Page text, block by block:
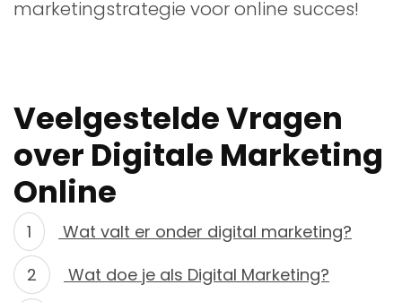
marketingstrategie voor online succes!
Veelgestelde Vragen
over Digitale Marketing
Online
Wat valt er onder digital marketing?
Wat doe je als Digital Marketing?